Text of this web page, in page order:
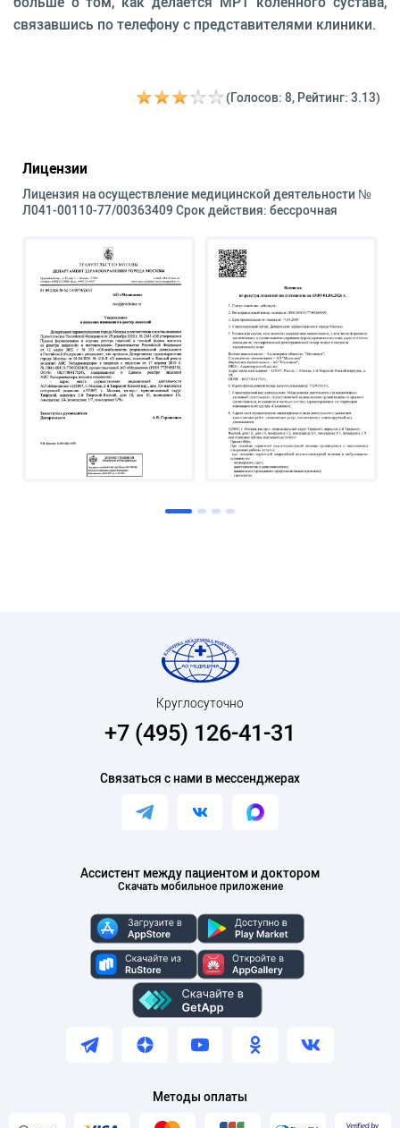
связавшись по телефону с представителями клиники.
(Голосов: 8, Рейтинг: 3.13)
Лицензии
Лицензия на осуществление медицинской деятельности №
Л041-00110-77/00363409 Срок действия: бессрочная
Ассистент между пациентом и доктором
Скачать мобильное приложение
Круглосуточно
+7 (495) 126-41-31
Связаться с нами в мессенджерах
Методы оплаты